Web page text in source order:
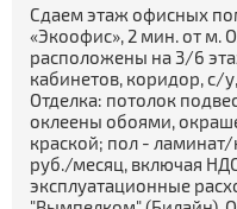
Сдаем этаж офисных
«Экоофис», 2 мин. от м.
расположены на 3/6
кабинетов, коридор, с/
Отделка: потолок
оклеены обоями,
краской; пол -
руб./месяц, включая
эксплуатационные